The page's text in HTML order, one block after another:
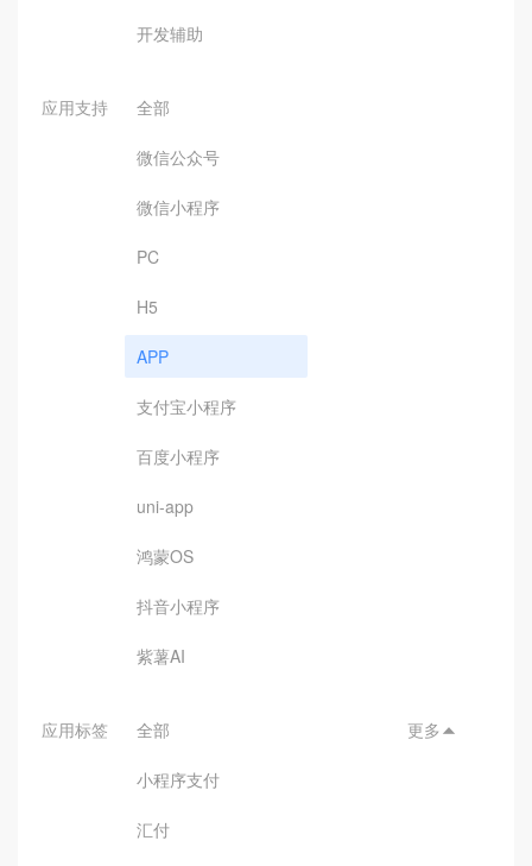
开发辅助
应用支持 全部
微信公众号
微信小程序
PC
H5
APP
支付宝小程序
百度小程序
uni-app
鸿蒙OS
抖音小程序
紫薯AI
应用标签 全部
小程序支付
汇付
更多 